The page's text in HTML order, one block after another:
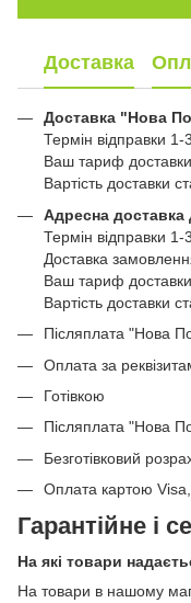
Доставка
Доставка "Нова
Термін відправки 1-
Ваш тариф доставки
Вартість доставки
Адресна
Термін відправки 1-
Доставка
Ваш тариф доставки
Вартість доставки
Післяплата "Нова
Оплата за
Готівкою
Післяплата "Нова
Безготівковий
Оплата картою
Гарантійне і
На які товари
На товари в нашому